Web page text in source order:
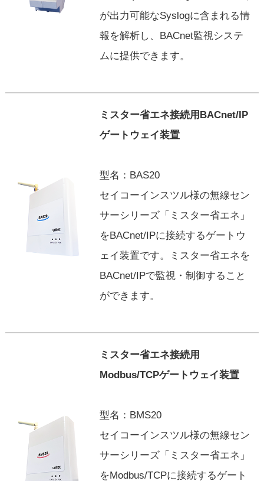
が出力可能なSyslogに含まれる情
報を解析し、BACnet監視システ
ムに提供できます。
ミスター省エネ接続用BACnet/IP
ゲートウェイ装置
型名：BAS20
セイコーインスツル様の無線セン
サーシリーズ「ミスター省エネ」
をBACnet/IPに接続するゲートウ
ェイ装置です。ミスター省エネを
BACnet/IPで監視・制御すること
ができます。
ミスター省エネ接続用
Modbus/TCPゲートウェイ装置
型名：BMS20
セイコーインスツル様の無線セン
サーシリーズ「ミスター省エネ」
をModbus/TCPに接続するゲート